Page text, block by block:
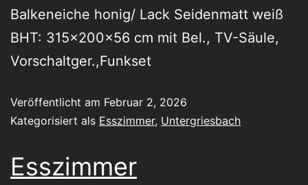
Balkeneiche honig/ Lack Seidenmatt weiß
BHT: 315x200x56 cm mit Bel., TV-Säule,
Vorschaltger.,Funkset
Veröffentlicht am Februar 2, 2026
Kategorisiert als Esszimmer, Untergriesbach
Esszimmer